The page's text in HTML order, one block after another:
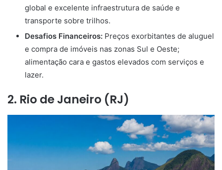
global e excelente infraestrutura de saúde e
transporte sobre trilhos.
Desafios Financeiros: Preços exorbitantes de aluguel
e compra de imóveis nas zonas Sul e Oeste;
alimentação cara e gastos elevados com serviços e
lazer.
2. Rio de Janeiro (RJ)